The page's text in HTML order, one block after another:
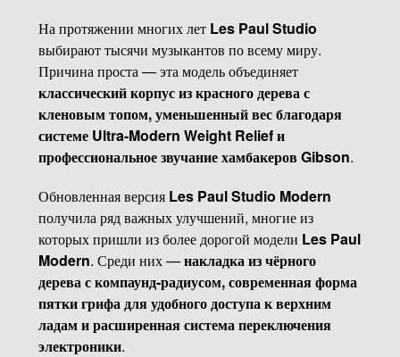
На протяжении многих лет Les Paul Studio
выбирают тысячи музыкантов по всему миру.
Причина проста — эта модель объединяет
классический корпус из красного дерева с
кленовым топом, уменьшенный вес благодаря
системе Ultra-Modern Weight Relief и
профессиональное звучание хамбакеров Gibson.
Обновленная версия Les Paul Studio Modern
получила ряд важных улучшений, многие из
которых пришли из более дорогой модели Les Paul
Modern. Среди них —накладка из чёрного
дерева с компаунд-радиусом, современная форма
пятки грифа для удобного доступа к верхним
ладам и расширенная система переключения
электроники.